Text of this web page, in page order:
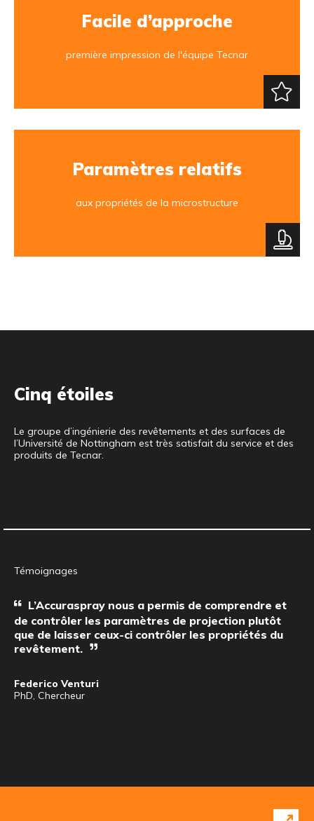
Facile d’approche
première impression de l'équipe Tecnar
Paramètres relatifs
aux propriétés de la microstructure
Cinq étoiles
Le groupe d’ingénierie des revêtements et des surfaces de
l’Université de Nottingham est très satisfait du service et des
produits de Tecnar.
Témoignages
L’Accuraspray nous a permis de comprendre et
de contrôler les paramètres de projection plutôt
que de laisser ceux-ci contrôler les propriétés du
revêtement.
Federico Venturi
PhD, Chercheur